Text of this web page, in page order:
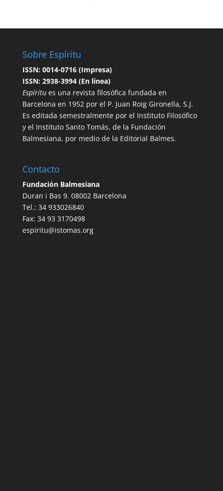
Sobre Espíritu
ISSN: 0014-0716 (Impresa)
ISSN: 2938-3994 (En línea)
Espíritues una revista filosófica fundada en
Barcelona en 1952 por el P. Juan Roig Gironella, S.J.
Es editada semestralmente por el Instituto Filosófico
y el Instituto Santo Tomás, de la Fundación
Balmesiana, por medio de la Editorial Balmes.
Contacto
Fundación Balmesiana
Duran i Bas 9. 08002 Barcelona
Tel.: 34 933026840
Fax: 34 93 3170498
espiritu@istomas.org